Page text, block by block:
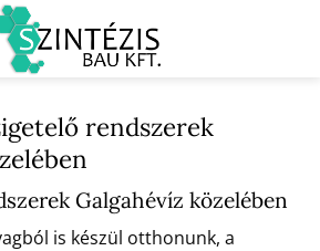
rendszerek
Galgahévíz közelében
is készül otthonunk, a